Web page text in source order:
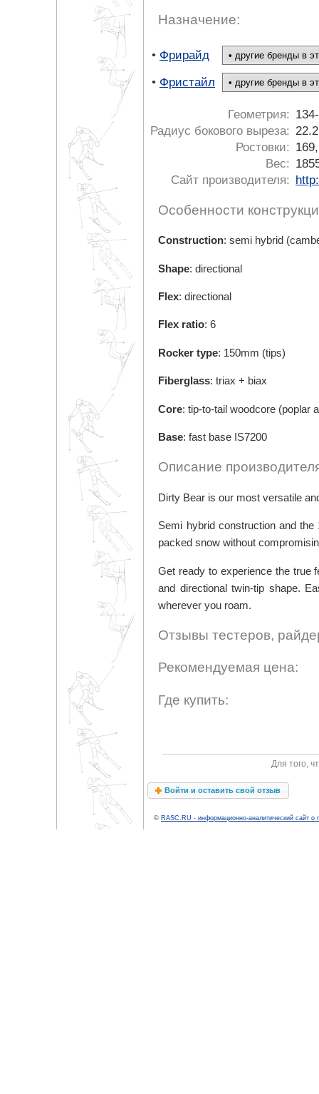
Назначение:
• Фрирайд
• Фристайл
Геометрия:
Радиус бокового выреза:
Ростовки:
Вес:
Сайт производителя:
Особенности
Construction: semi hybrid
Shape: directional
Flex: directional
Flex ratio: 6
Rocker type: 150mm (tips)
Fiberglass: triax + biax
Core: tip-to-tail woodcore (poplar
Base: fast base IS7200
Описание
Dirty Bear is our most versatile
Semi hybrid construction and
packed snow without
Get ready to experience the true
and directional twin-tip shape.
wherever you roam.
Отзывы тестеров,
Рекомендуемая цена:
Где купить:
Для того,
Войти и оставить свой отзыв
© RASC.RU - информационно-аналитический сайт о